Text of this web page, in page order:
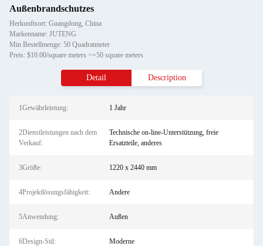
Außenbrandschutzes
Herkunftsort: Guangdong, China
Markenname: JUTENG
Min Bestellmenge: 50 Quadratmeter
Preis: $10.00/square meters >=50 square meters
Detail Description
1Gewährleistung: 1 Jahr
2Dienstleistungen nach dem
Verkauf:
Technische on-line-Unterstützung, freie
Ersatzteile, anderes
3Größe: 1220 x 2440 mm
4Projektlösungsfähigkeit: Andere
5Anwendung: Außen
6Design-Stil: Moderne